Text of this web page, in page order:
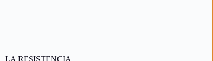
LA RESISTENCIA